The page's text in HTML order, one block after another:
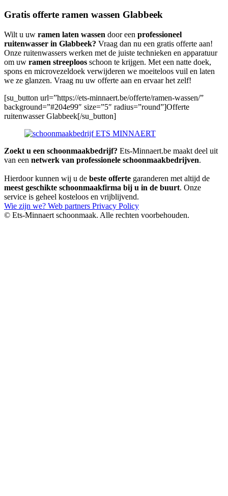
Gratis offerte ramen wassen Glabbeek
Wilt u uw ramen laten wassen door een professioneel
ruitenwasser in Glabbeek? Vraag dan nu een gratis offerte aan!
Onze ruitenwassers werken met de juiste technieken en apparatuur
om uw ramen streeploos schoon te krijgen. Met een natte doek,
spons en microvezeldoek verwijderen we moeiteloos vuil en laten
we ze glanzen. Vraag nu uw offerte aan en ervaar het zelf!
[su_button url=”https://ets-minnaert.be/offerte/ramen-wassen/”
background=”#204e99″ size=”5″ radius=”round”]Offerte
ruitenwasser Glabbeek[/su_button]
Zoekt u een schoonmaakbedrijf? Ets-Minnaert.be maakt deel uit
van een netwerk van professionele schoonmaakbedrijven.
Hierdoor kunnen wij u de beste offerte garanderen met altijd de
meest geschikte schoonmaakfirma bij u in de buurt. Onze
service is geheel kosteloos en vrijblijvend.
Wie zijn we? Web partners Privacy Policy
© Ets-Minnaert schoonmaak. Alle rechten voorbehouden.